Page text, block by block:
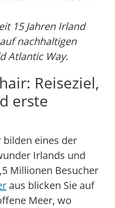
15 Jahren Irland
nachhaltigen
Atlantic Way.
Reiseziel,
erste
eines der
Irlands und
Millionen Besucher
aus blicken Sie auf
Meer, wo